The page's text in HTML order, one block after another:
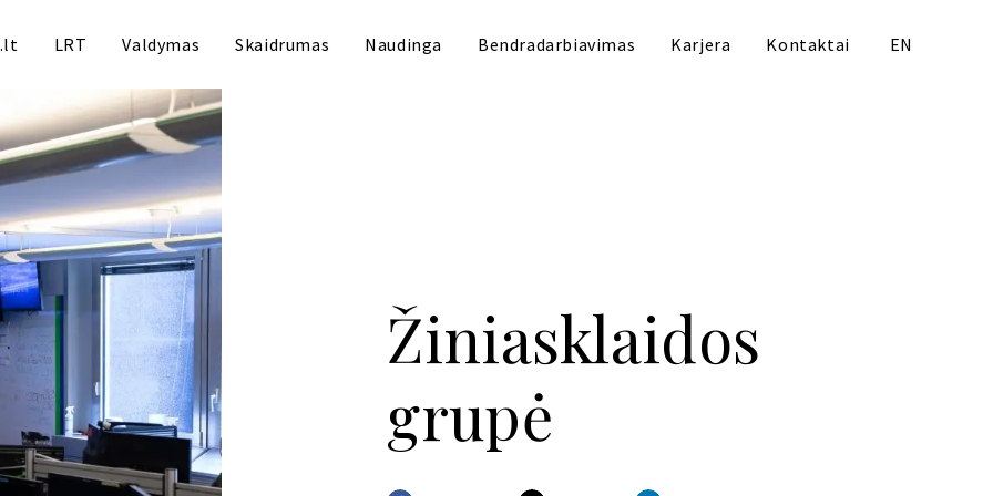
LRT Valdymas Skaidrumas Naudinga Bendradarbiavimas Karjera Kontaktai EN
Žiniasklaidos
grupė